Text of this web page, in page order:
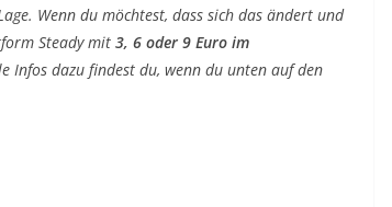
Wenn du möchtest, dass sich das ändert und
Steady mit 3, 6 oder 9 Euro im
Infos dazu findest du, wenn du unten auf den